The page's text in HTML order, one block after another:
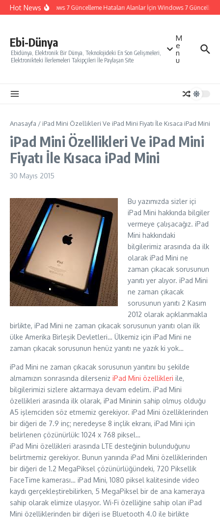
İçeriğe atla
Hot NewsWindows 7 Güncelleme Hataları Alanlar İçin Windows 7
Ebi-Dünya
Ebidünya, Elektronik Bir Dünya, Teknolojideki En Son Gelişmeleri,
Elektronikteki İlerlemeleri Takipçileri İle Paylaşan Site
M
e
n
u
Anasayfa / iPad Mini Özellikleri Ve iPad Mini Fiyatı İle Kısaca iPad Mini
iPad Mini Özellikleri Ve iPad Mini
Fiyatı İle Kısaca iPad Mini
30 Mayıs 2015
Bu yazımızda sizler içi
iPad Mini hakkında bilgiler
vermeye çalışacağız. iPad
Mini hakkındaki
bilgilerimiz arasında da ilk
olarak iPad Mini ne
zaman çıkacak sorusunun
yanıtı yer alıyor. iPad Mini
ne zaman çıkacak
sorusunun yanıtı 2 Kasım
2012 olarak açıklanmakla
birlikte, iPad Mini ne zaman çıkacak sorusunun yanıtı olan ilk
ülke Amerika Birleşik Devletleri… Ülkemiz için iPad Mini ne
zaman çıkacak sorusunun henüz yanıtı ne yazık ki yok…
iPad Mini ne zaman çıkacak sorusunun yanıtını bu şekilde
almamızın sonrasında dilerseniz iPad Mini özellikleri ile,
bilgilerimizi sizlere aktarmaya devam edelim. iPad Mini
özellikleri arasında ilk olarak, iPad Mininin sahip olmuş olduğu
A5 işlemciden söz etmemiz gerekiyor. iPad Mini özelliklerinden
bir diğeri de 7.9 inç; neredeyse 8 inçlik ekranı, iPad Mini için
belirlenen çözünürlük: 1024 x 768 piksel…
iPad Mini özellikleri arasında LTE desteğinin bulunduğunu
belirtmemiz gerekiyor. Bunun yanında iPad Mini özelliklerinden
bir diğeri de 1.2 MegaPiksel çözünürlüğündeki, 720 Piksellik
FaceTime kamerası… iPad Mini, 1080 piksel kalitesinde video
kaydı gerçekleştirebilirken, 5 MegaPiksel bir de ana kameraya
sahip olarak elimize ulaşıyor. Wi-Fi özelliğine sahip olan iPad
Mini özelliklerinden bir diğeri ise Bluetooth 4.0 ile birlikte